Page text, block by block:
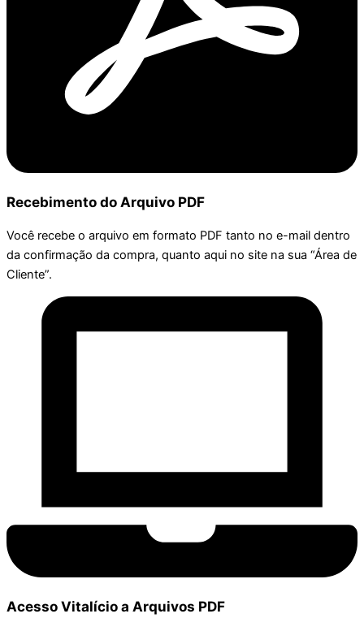
Recebimento do Arquivo PDF
Você recebe o arquivo em formato PDF tanto no e-mail dentro
da confirmação da compra, quanto aqui no site na sua “Área de
Cliente”.
Acesso Vitalício a Arquivos PDF